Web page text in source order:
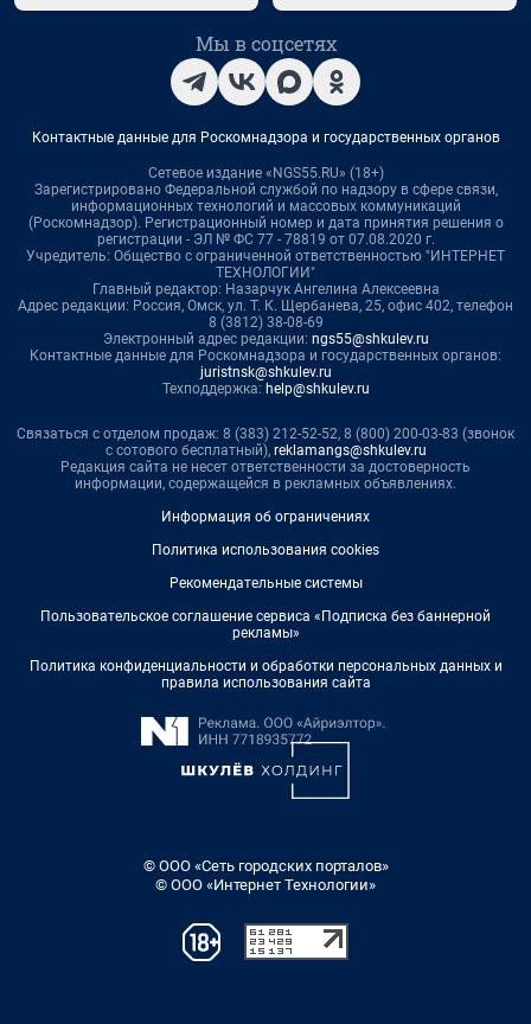
Мы в соцсетях
Контактные данные для Роскомнадзора и государственных органов
Сетевое издание «NGS55.RU» (18+)
Зарегистрировано Федеральной службой по надзору в сфере связи,
информационных технологий и массовых коммуникаций
(Роскомнадзор). Регистрационный номер и дата принятия решения о
регистрации - ЭЛ № ФС 77 - 78819 от 07.08.2020 г.
Учредитель: Общество с ограниченной ответственностью "ИНТЕРНЕТ
ТЕХНОЛОГИИ"
Главный редактор: Назарчук Ангелина Алексеевна
Адрес редакции: Россия, Омск, ул. Т. К. Щербанева, 25, офис 402, телефон
8 (3812) 38-08-69
Электронный адрес редакции: ngs55@shkulev.ru
Контактные данные для Роскомнадзора и государственных органов:
juristnsk@shkulev.ru
Техподдержка: help@shkulev.ru
Связаться с отделом продаж: 8 (383) 212-52-52, 8 (800) 200-03-83 (звонок
с сотового бесплатный), reklamangs@shkulev.ru
Редакция сайта не несет ответственности за достоверность
информации, содержащейся в рекламных объявлениях.
Информация об ограничениях
Политика использования cookies
Рекомендательные системы
Пользовательское соглашение сервиса «Подписка без баннерной
рекламы»
Политика конфиденциальности и обработки персональных данных и
правила использования сайта
© ООО «Сеть городских порталов»
© ООО «Интернет Технологии»